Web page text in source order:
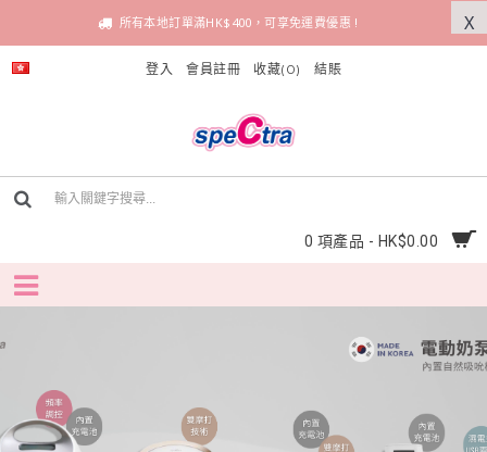
所有本地訂單滿HK$400，可享免運費優惠 ! X
登入 會員註冊 收藏( 0) 結賬
0 項產品 - HK$0.00